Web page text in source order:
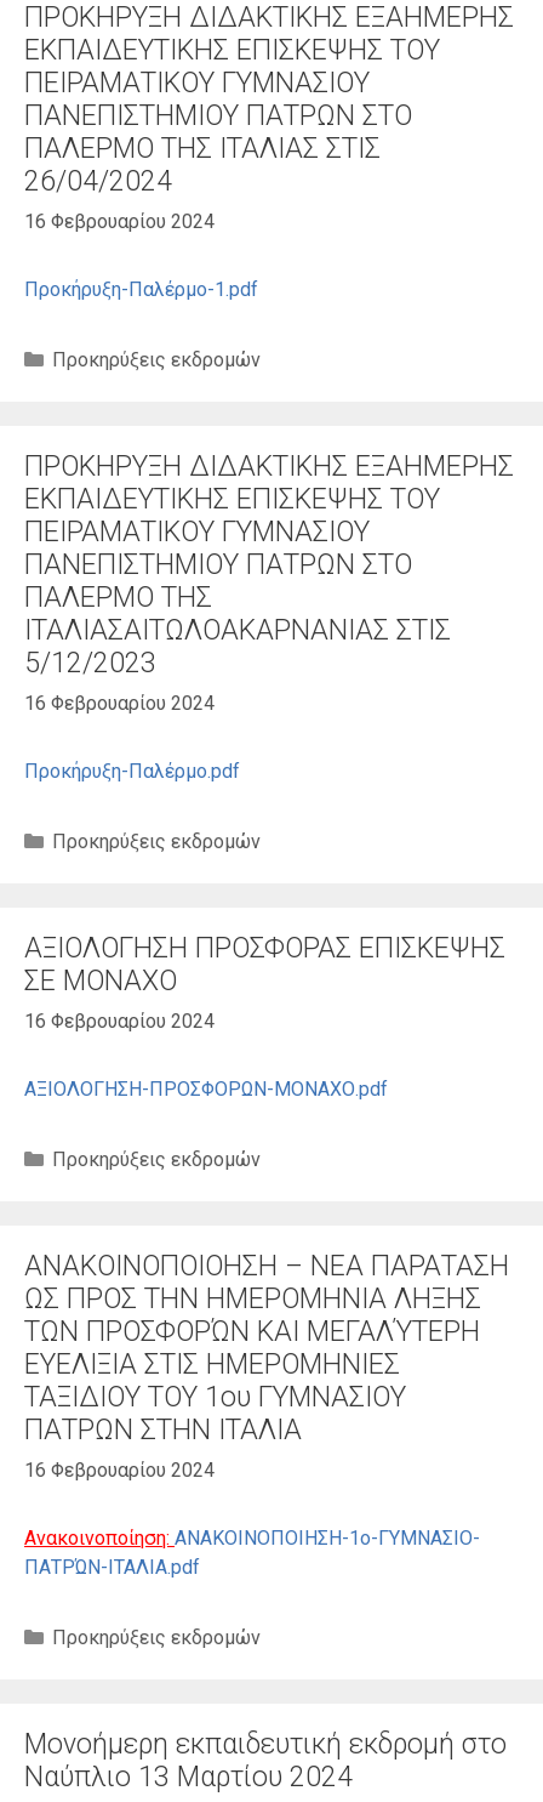
ΠΡΟΚΗΡΥΞΗ ΔΙΔΑΚΤΙΚΗΣ ΕΞΑΗΜΕΡΗΣ
ΕΚΠΑΙΔΕΥΤΙΚΗΣ ΕΠΙΣΚΕΨΗΣ ΤΟΥ
ΠΕΙΡΑΜΑΤΙΚΟΥ ΓΥΜΝΑΣΙΟΥ
ΠΑΝΕΠΙΣΤΗΜΙΟΥ ΠΑΤΡΩΝ ΣΤΟ
ΠΑΛΕΡΜΟ ΤΗΣ ΙΤΑΛΙΑΣ ΣΤΙΣ
26/04/2024
16 Φεβρουαρίου 2024
Προκήρυξη-Παλέρμο-1.pdf
Κατηγορίες
Προκηρύξεις εκδρομών
ΠΡΟΚΗΡΥΞΗ ΔΙΔΑΚΤΙΚΗΣ ΕΞΑΗΜΕΡΗΣ
ΕΚΠΑΙΔΕΥΤΙΚΗΣ ΕΠΙΣΚΕΨΗΣ ΤΟΥ
ΠΕΙΡΑΜΑΤΙΚΟΥ ΓΥΜΝΑΣΙΟΥ
ΠΑΝΕΠΙΣΤΗΜΙΟΥ ΠΑΤΡΩΝ ΣΤΟ
ΠΑΛΕΡΜΟ ΤΗΣ
ΙΤΑΛΙΑΣΑΙΤΩΛΟΑΚΑΡΝΑΝΙΑΣ ΣΤΙΣ
5/12/2023
16 Φεβρουαρίου 2024
Προκήρυξη-Παλέρμο.pdf
Κατηγορίες
Προκηρύξεις εκδρομών
ΑΞΙΟΛΟΓΗΣΗ ΠΡΟΣΦΟΡΑΣ ΕΠΙΣΚΕΨΗΣ
ΣΕ ΜΟΝΑΧΟ
16 Φεβρουαρίου 2024
ΑΞΙΟΛΟΓΗΣΗ-ΠΡΟΣΦΟΡΩΝ-ΜΟΝΑΧΟ.pdf
Κατηγορίες
Προκηρύξεις εκδρομών
ΑΝΑΚΟΙΝΟΠΟΙΟΗΣΗ – ΝΕΑ ΠΑΡΑΤΑΣΗ
ΩΣ ΠΡΟΣ ΤΗΝ ΗΜΕΡΟΜΗΝΙΑ ΛΗΞΗΣ
ΤΩΝ ΠΡΟΣΦΟΡΏΝ ΚΑΙ ΜΕΓΑΛΎΤΕΡΗ
ΕΥΕΛΙΞΙΑ ΣΤΙΣ ΗΜΕΡΟΜΗΝΙΕΣ
ΤΑΞΙΔΙΟΥ ΤΟΥ 1ου ΓΥΜΝΑΣΙΟΥ
ΠΑΤΡΩΝ ΣΤΗΝ ΙΤΑΛΙΑ
16 Φεβρουαρίου 2024
Ανακοινοποίηση: ΑΝΑΚΟΙΝΟΠΟΙΗΣΗ-1ο-ΓΥΜΝΑΣΙΟ-
ΠΑΤΡΏΝ-ΙΤΑΛΙΑ.pdf
Κατηγορίες
Προκηρύξεις εκδρομών
Μονοήμερη εκπαιδευτική εκδρομή στο
Ναύπλιο 13 Μαρτίου 2024